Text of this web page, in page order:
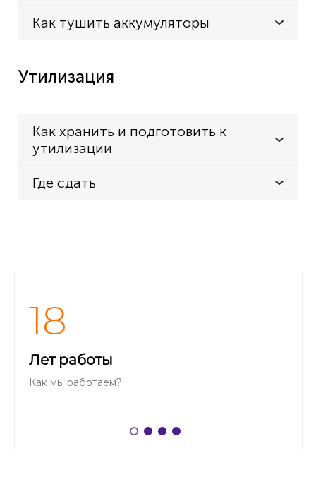
Как тушить аккумуляторы
Утилизация
Как хранить и подготовить к
утилизации
Где сдать
18
Лет работы
Как мы работаем?